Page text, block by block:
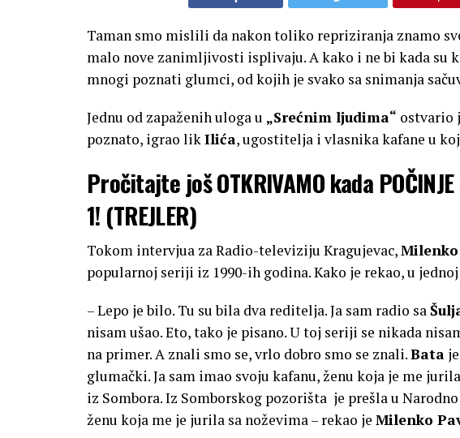
Taman smo mislili da nakon toliko repriziranja znamo
malo nove zanimljivosti isplivaju. A kako i ne bi kada su
mnogi poznati glumci, od kojih je svako sa snimanja
Jednu od zapaženih uloga u „Srećnim ljudima“ ostvario
poznato, igrao likIlića, ugostitelja i vlasnika kafane u
Pročitajte jošOTKRIVAMO kada
1! (TREJLER)
Tokom intervjua za Radio-televiziju Kragujevac,
popularnoj seriji iz 1990-ih godina. Kako je rekao, u
– Lepo je bilo. Tu su bila dva reditelja. Ja sam radio sa
nisam ušao. Eto, tako je pisano. U toj seriji se nikada
na primer. A znali smo se, vrlo dobro smo se znali.Bata
glumački. Ja sam imao svoju kafanu, ženu koja je me
iz Sombora. Iz Somborskog pozorišta je prešla u
ženu koja me je jurila sa noževima – rekao je Milenko